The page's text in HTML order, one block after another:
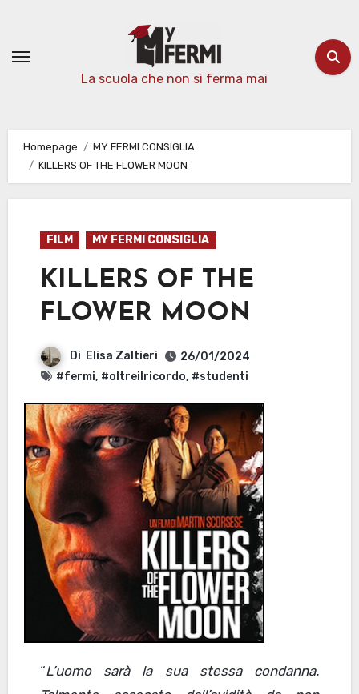
contenuto
La scuola che non si ferma mai
Homepage
MY FERMI CONSIGLIA
KILLERS OF THE FLOWER MOON
FILM MY FERMI CONSIGLIA
KILLERS OF THE
FLOWER MOON
Di Elisa Zaltieri
26/01/2024
#fermi, #oltreilricordo, #studenti
“L’uomo sarà la sua stessa condanna.